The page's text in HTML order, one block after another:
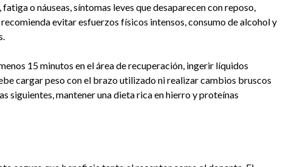
o náuseas, síntomas leves que desaparecen con reposo,
evitar esfuerzos físicos intensos, consumo de alcohol y
15 minutos en el área de recuperación, ingerir líquidos
cargar peso con el brazo utilizado ni realizar cambios bruscos
siguientes, mantener una dieta rica en hierro y proteínas